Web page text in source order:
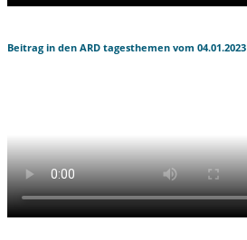
Beitrag in den ARD tagesthemen vom 04.01.2023